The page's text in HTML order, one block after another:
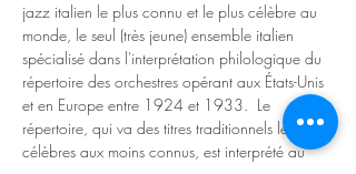
jazz italien le plus connu et le plus célèbre au
monde, le seul (très jeune) ensemble italien
spécialisé dans l'interprétation philologique du
répertoire des orchestres opérant aux États-Unis
et en Europe entre 1924 et 1933.  Le
répertoire, qui va des titres traditionnels les plus
célèbres aux moins connus, est interprété au